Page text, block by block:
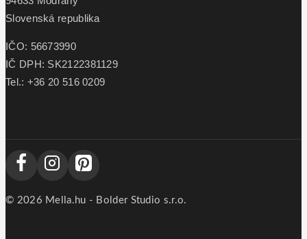
Slovenská republika
IČO: 56673990
IČ DPH: SK2122381129
Tel.: +36 20 516 0209
© 2026 Mella.hu - Bolder Studio s.r.o.